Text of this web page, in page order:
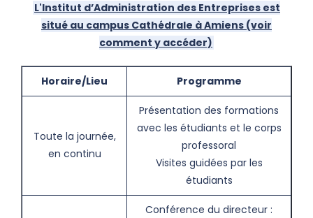
L'Institut d’Administration des Entreprises est
situé au campus Cathédrale à Amiens (voir
comment y accéder)
Horaire/Lieu Programme
Toute la journée,
en continu
Présentation des formations
avec les étudiants et le corps
professoral
Visites guidées par les
étudiants
Conférence du directeur :